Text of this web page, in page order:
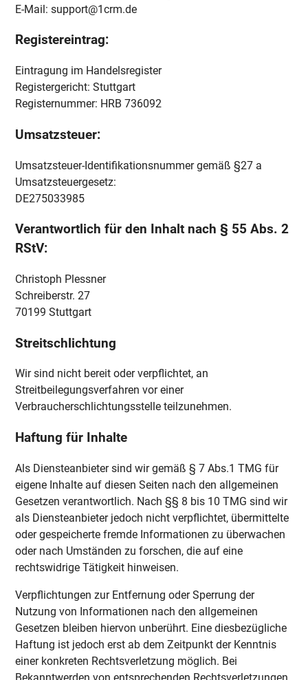
E-Mail: support@1crm.de
Registereintrag:
Eintragung im Handelsregister
Registergericht: Stuttgart
Registernummer: HRB 736092
Umsatzsteuer:
Umsatzsteuer-Identifikationsnummer gemäß §27 a
Umsatzsteuergesetz:
DE275033985
Verantwortlich für den Inhalt nach § 55 Abs. 2
RStV:
Christoph Plessner
Schreiberstr. 27
70199 Stuttgart
Streitschlichtung
Wir sind nicht bereit oder verpflichtet, an
Streitbeilegungsverfahren vor einer
Verbraucherschlichtungsstelle teilzunehmen.
Haftung für Inhalte
Als Diensteanbieter sind wir gemäß § 7 Abs.1 TMG für
eigene Inhalte auf diesen Seiten nach den allgemeinen
Gesetzen verantwortlich. Nach §§ 8 bis 10 TMG sind wir
als Diensteanbieter jedoch nicht verpflichtet, übermittelte
oder gespeicherte fremde Informationen zu überwachen
oder nach Umständen zu forschen, die auf eine
rechtswidrige Tätigkeit hinweisen.
Verpflichtungen zur Entfernung oder Sperrung der
Nutzung von Informationen nach den allgemeinen
Gesetzen bleiben hiervon unberührt. Eine diesbezügliche
Haftung ist jedoch erst ab dem Zeitpunkt der Kenntnis
einer konkreten Rechtsverletzung möglich. Bei